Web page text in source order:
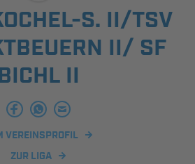
SPIELPLUS
S. II/TSV
II/ SF
II
VEREINSPROFIL
ZUR LIGA